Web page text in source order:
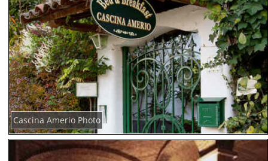
Cascina Amerio Photo